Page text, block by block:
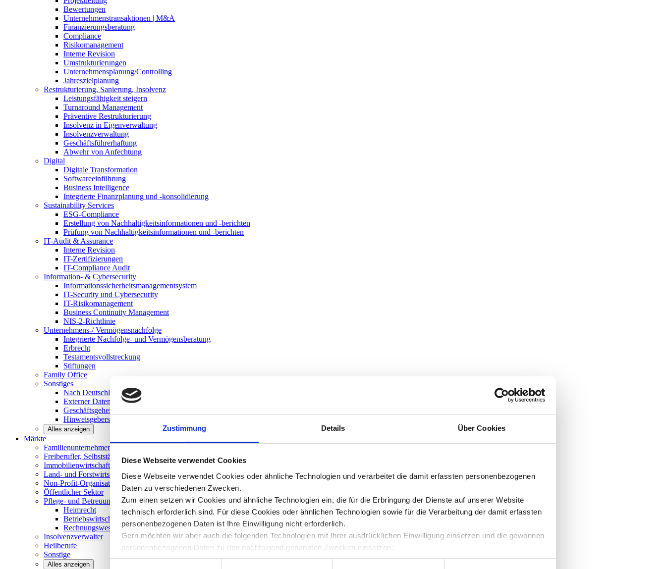
Zustimmung Details Über Cookies
Diese Webseite verwendet Cookies
Diese Webseite verwendet Cookies oder ähnliche Technologien und verarbeitet die damit erfassten personenbezogenen
Daten zu verschiedenen Zwecken.
Zum einen setzen wir Cookies und ähnliche Technologien ein, die für die Erbringung der Dienste auf unserer Website
technisch erforderlich sind. Für diese Cookies oder ähnlichen Technologien sowie für die Verarbeitung der damit erfassten
personenbezogenen Daten ist Ihre Einwilligung nicht erforderlich.
Gern möchten wir aber auch die folgenden Technologien mit Ihrer ausdrücklichen Einwilligung einsetzen und die gewonnen
personenbezogenen Daten zu den nachfolgend genannten Zwecken einsetzen:
Bewertungen
Unternehmenstransaktionen | M&A
Finanzierungsberatung
Compliance
Risikomanagement
Interne Revision
Umstrukturierungen
Unternehmensplanung/Controlling
Jahreszielplanung
Restrukturierung, Sanierung, Insolvenz
Leistungsfähigkeit steigern
Turnaround Management
Präventive Restrukturierung
Insolvenz in Eigenverwaltung
Insolvenzverwaltung
Geschäftsführerhaftung
Abwehr von Anfechtung
Digital
Digitale Transformation
Softwareeinführung
Business Intelligence
Integrierte Finanzplanung und -konsolidierung
Sustainability Services
ESG-Compliance
Erstellung von Nachhaltigkeitsinformationen und -berichten
Prüfung von Nachhaltigkeitsinformationen und -berichten
IT-Audit & Assurance
Interne Revision
IT-Zertifizierungen
IT-Compliance Audit
Information- & Cybersecurity
Informationssicherheitsmanagementsystem
IT-Security und Cybersecurity
IT-Risikomanagement
Business Continuity Management
NIS-2-Richtlinie
Unternehmens-/Vermögensnachfolge
Integrierte Nachfolge- und Vermögensberatung
Erbrecht
Testamentsvollstreckung
Stiftungen
Family Office
Sonstiges
Nach Deutschland expandieren
Externer Datenschutzbeauftragter
Geschäftsgeheimnisgesetz
Hinweisgeberschutz in Unternehmen
Alles anzeigen
Märkte
Familienunternehmen und
Freiberufler, Selbstständige undPrivatpersonen
Immobilienwirtschaft
Land- und Forstwirtschaft
Non-Profit-Organisationen
Öffentlicher Sektor
Pflege- und Betreuungseinrichtungen
Heimrecht
Betriebswirtschaftliche Beratung
Rechnungswesen/Controlling
Insolvenzverwalter
Heilberufe
Sonstige
Alles anzeigen